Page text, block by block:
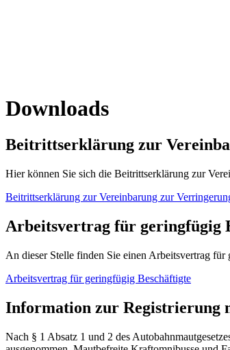
Downloads
Beitrittserklärung zur
Hier können Sie sich die Beitrittserklärung zur
Beitrittserklärung zur Vereinbarung zur
Arbeitsvertrag für geringfügig
An dieser Stelle finden Sie einen Arbeitsvertrag
Arbeitsvertrag für geringfügig Beschäftigte
Information zur Registrierung
Nach § 1 Absatz 1 und 2 des